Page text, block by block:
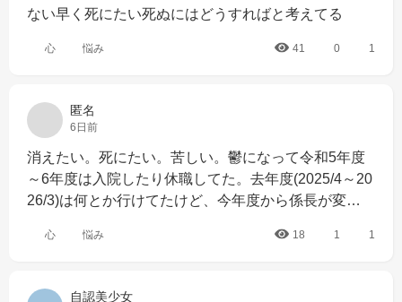
ない早く死にたい死ぬにはどうすればと考えてる
心 悩み 41 0 1
匿名
6日前
消えたい。死にたい。苦しい。鬱になって令和5年度
～6年度は入院したり休職してた。去年度(2025/4～20
26/3)は何とか行けてたけど、今年度から係長が変…
心 悩み 18 1 1
自認美少女